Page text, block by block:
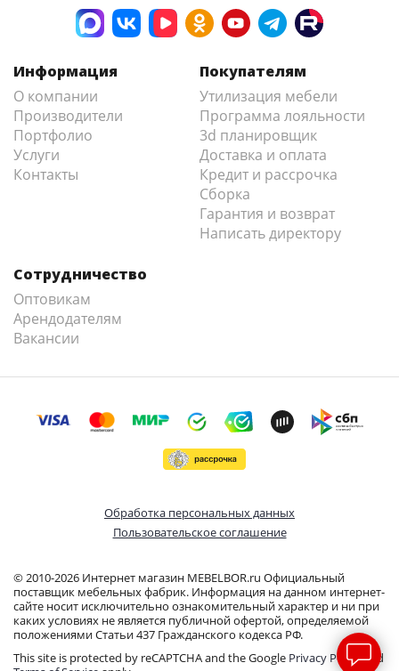
Информация
О компании
Производители
Портфолио
Услуги
Контакты
Покупателям
Утилизация мебели
Программа лояльности
3d планировщик
Доставка и оплата
Кредит и рассрочка
Сборка
Гарантия и возврат
Написать директору
Сотрудничество
Оптовикам
Арендодателям
Вакансии
© 2010-2026 Интернет магазин MEBELBOR.ru Официальный
поставщик мебельных фабрик. Информация на данном интернет-
сайте носит исключительно ознакомительный характер и ни при
каких условиях не является публичной офертой, определяемой
положениями Статьи 437 Гражданского кодекса РФ.
This site is protected by reCAPTCHA and the Google Privacy Policyand
Обработка персональных данных
Пользовательское соглашение